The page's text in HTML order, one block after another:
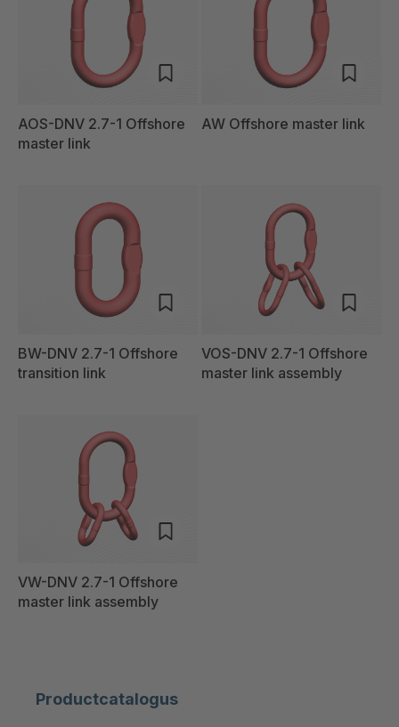
AOS-DNV 2.7-1 Offshore
master link
AW Offshore master link
BW-DNV 2.7-1 Offshore
transition link
VOS-DNV 2.7-1 Offshore
master link assembly
VW-DNV 2.7-1 Offshore
master link assembly
Productcatalogus